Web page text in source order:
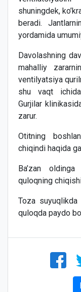
shuningdek,
beradi.
yordamida
Davolashning
mahalliy
ventilyatsiya
shu vaqt ichida
Gurjilar
zarur.
Otitning
chiqindi haqida
Ba’zan
quloqning
Toza
quloqda paydo